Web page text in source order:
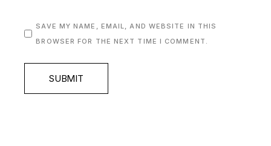
SAVE MY NAME, EMAIL, AND WEBSITE IN THIS
BROWSER FOR THE NEXT TIME I COMMENT.
SUBMIT